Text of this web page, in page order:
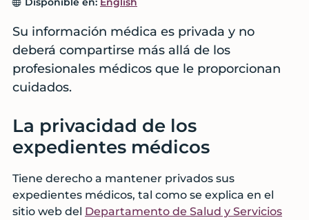
cuidados
y
servicios
final
de
vida
antes
una
crisis
Su información médica es privada y no
deberá compartirse más allá de los
profesionales médicos que le proporcionan
cuidados.
La privacidad de los
expedientes médicos
Tiene derecho a mantener privados sus
expedientes médicos, tal como se explica en el
sitio web del Departamento de Salud y Servicios